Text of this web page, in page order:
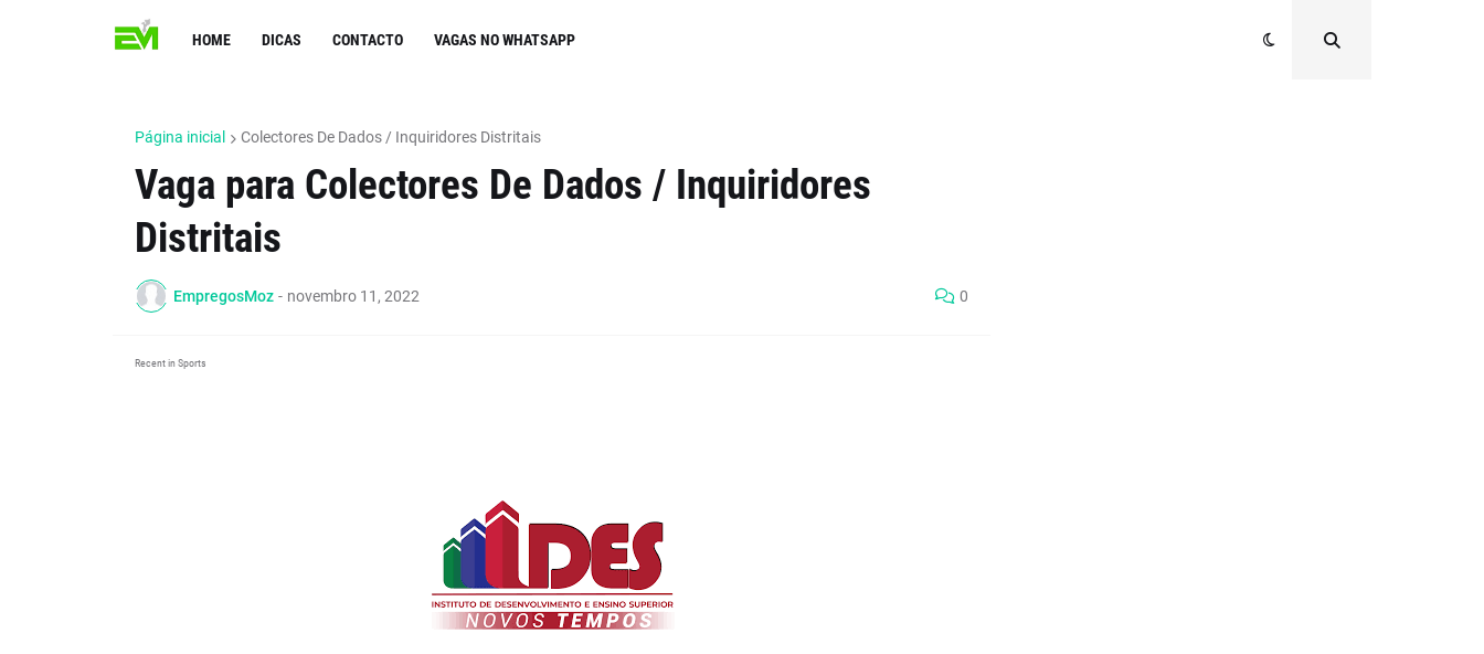
HOME DICAS CONTACTO VAGAS NO WHATSAPP
Página inicial Colectores De Dados / Inquiridores Distritais
Vaga para Colectores De Dados / Inquiridores
Distritais
EmpregosMoz - novembro 11, 2022 0
Recent in Sports